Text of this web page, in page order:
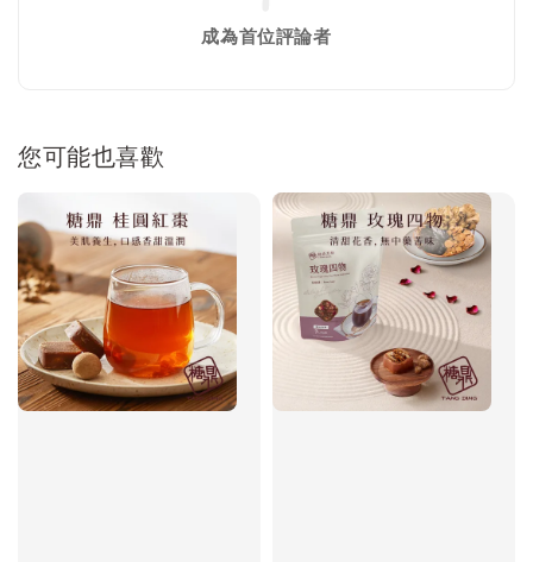
成為首位評論者
您可能也喜歡